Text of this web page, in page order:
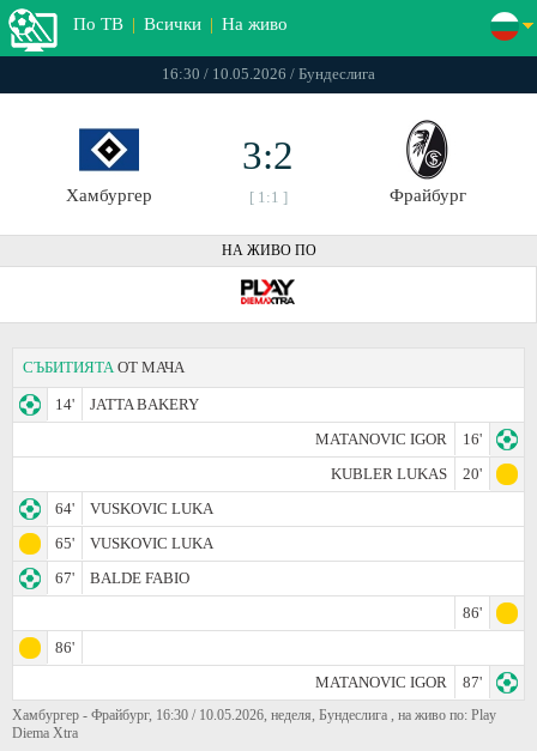
По ТВ | Всички | На живо
16:30 / 10.05.2026 / Бундеслига
Хамбургер
3:2
[ 1:1 ] Фрайбург
НА ЖИВО ПО
СЪБИТИЯТА ОТ МАЧА
14'
JATTA BAKERY
MATANOVIC IGOR
16'
KUBLER LUKAS
20'
64'
VUSKOVIC LUKA
65'
VUSKOVIC LUKA
67'
BALDE FABIO
86'
86'
MATANOVIC IGOR
87'
Хамбургер - Фрайбург, 16:30 / 10.05.2026, неделя, Бундеслига , на живо по: Play
Diema Xtra